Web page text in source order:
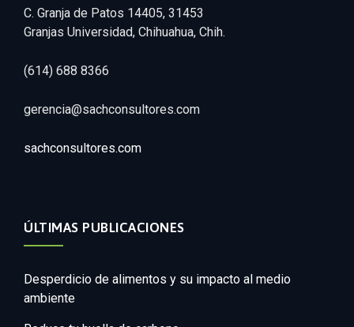
C. Granja de Patos 14405, 31453
Granjas Universidad, Chihuahua, Chih.
(614) 688 8366
gerencia@sachconsultores.com
sachconsultores.com
ÚLTIMAS PUBLICACIONES
Desperdicio de alimentos y su impacto al medio
ambiente